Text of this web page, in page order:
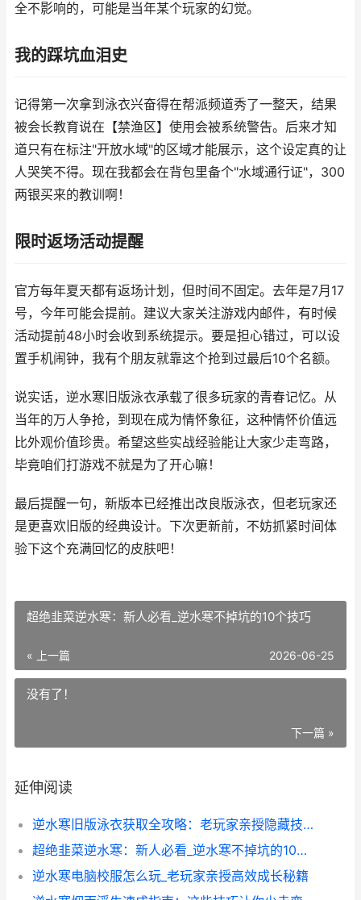
全不影响的，可能是当年某个玩家的幻觉。
我的踩坑血泪史
记得第一次拿到泳衣兴奋得在帮派频道秀了一整天，结果
被会长教育说在【禁渔区】使用会被系统警告。后来才知
道只有在标注"开放水域"的区域才能展示，这个设定真的让
人哭笑不得。现在我都会在背包里备个"水域通行证"，300
两银买来的教训啊！
限时返场活动提醒
官方每年夏天都有返场计划，但时间不固定。去年是7月17
号，今年可能会提前。建议大家关注游戏内邮件，有时候
活动提前48小时会收到系统提示。要是担心错过，可以设
置手机闹钟，我有个朋友就靠这个抢到过最后10个名额。
说实话，逆水寒旧版泳衣承载了很多玩家的青春记忆。从
当年的万人争抢，到现在成为情怀象征，这种情怀价值远
比外观价值珍贵。希望这些实战经验能让大家少走弯路，
毕竟咱们打游戏不就是为了开心嘛！
最后提醒一句，新版本已经推出改良版泳衣，但老玩家还
是更喜欢旧版的经典设计。下次更新前，不妨抓紧时间体
验下这个充满回忆的皮肤吧！
超绝韭菜逆水寒：新人必看_逆水寒不掉坑的10个技巧
« 上一篇 2026-06-25
没有了！
下一篇 »
延伸阅读
逆水寒旧版泳衣获取全攻略：老玩家亲授隐藏技巧
超绝韭菜逆水寒：新人必看_逆水寒不掉坑的10个技巧
逆水寒电脑校服怎么玩_老玩家亲授高效成长秘籍